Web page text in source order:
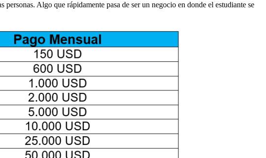
Algo que rápidamente pasa de ser un negocio en donde el estudiante se